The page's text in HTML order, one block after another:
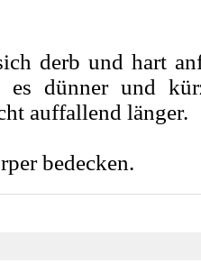
derb und hart
dünner und
auffallend länger.
bedecken.